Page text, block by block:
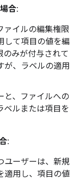
合:
ァイルの編集権限
して項目の値を編
のみが付与されて
が、ラベルの適用
と、ファイルへの
ベルまたは項目を
:
ユーザーは、新規
適用し、項目の値